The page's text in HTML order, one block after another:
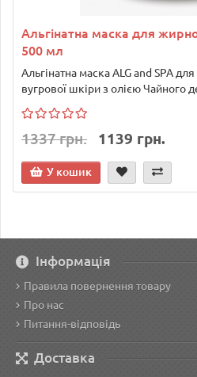
Альгінатна маска для
500 мл
Альгінатна маска ALG and SPA
вугрової шкіри з олією Чайного
1337 грн. 1139 грн.
У кошик
Інформація
Правила повернення товару
Про нас
Питання-відповідь
Доставка